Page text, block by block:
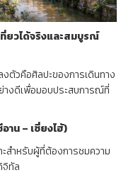
ยวได้จริงและสมบูรณ์
งตัวคือศิลปะของการเดินทาง
างดีเพื่อมอบประสบการณ์ที่
อาน– เซี่ยงไฮ้)
สำหรับผู้ที่ต้องการชมความ
ทัล